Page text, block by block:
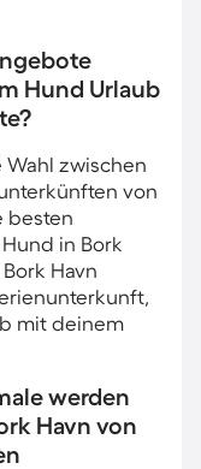
Hund Urlaub
Wahl zwischen
von
besten
in Bork
Havn
mit deinem
werden
Havn von